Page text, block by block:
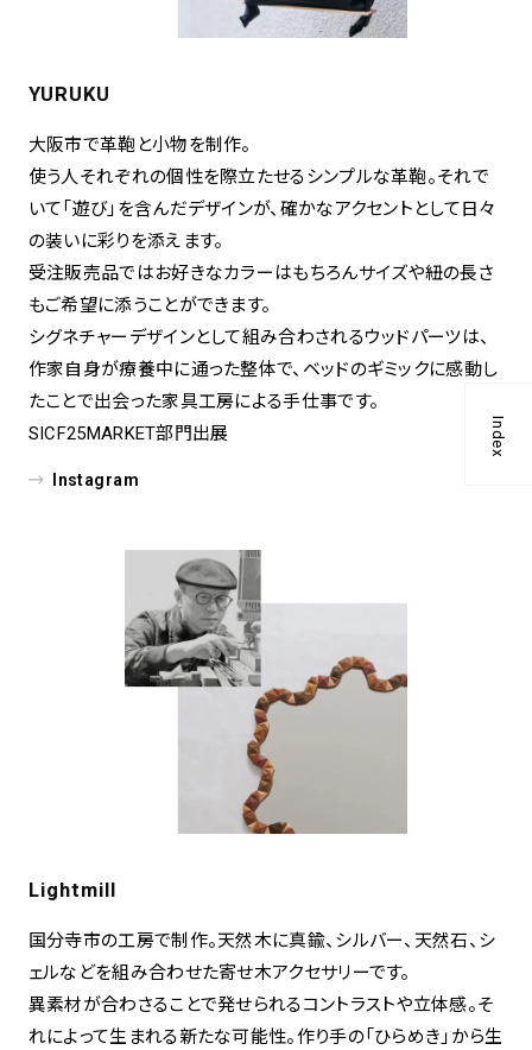
Index
YURUKU
大阪市で革鞄と小物を制作。
使う人それぞれの個性を際立たせるシンプルな革鞄。それで
いて「遊び」を含んだデザインが、確かなアクセントとして日々
の装いに彩りを添えます。
受注販売品ではお好きなカラーはもちろんサイズや紐の長さ
もご希望に添うことができます。
シグネチャーデザインとして組み合わされるウッドパーツは、
作家自身が療養中に通った整体で、ベッドのギミックに感動し
たことで出会った家具工房による手仕事です。
SICF25MARKET部門出展
Instagram
Lightmill
国分寺市の工房で制作。天然木に真鍮、シルバー、天然石、シ
ェルなどを組み合わせた寄せ木アクセサリーです。
異素材が合わさることで発せられるコントラストや立体感。そ
れによって生まれる新たな可能性。作り手の「ひらめき」から生